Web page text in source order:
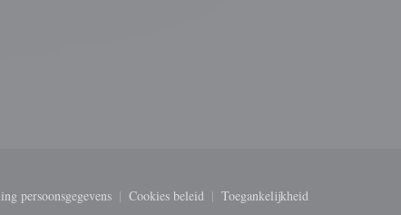
persoonsgegevens
((opent in een nieuw venster))
Cookies beleid
((opent in een nieuw venster))
Toegankelijkheid
((opent in een nieuw